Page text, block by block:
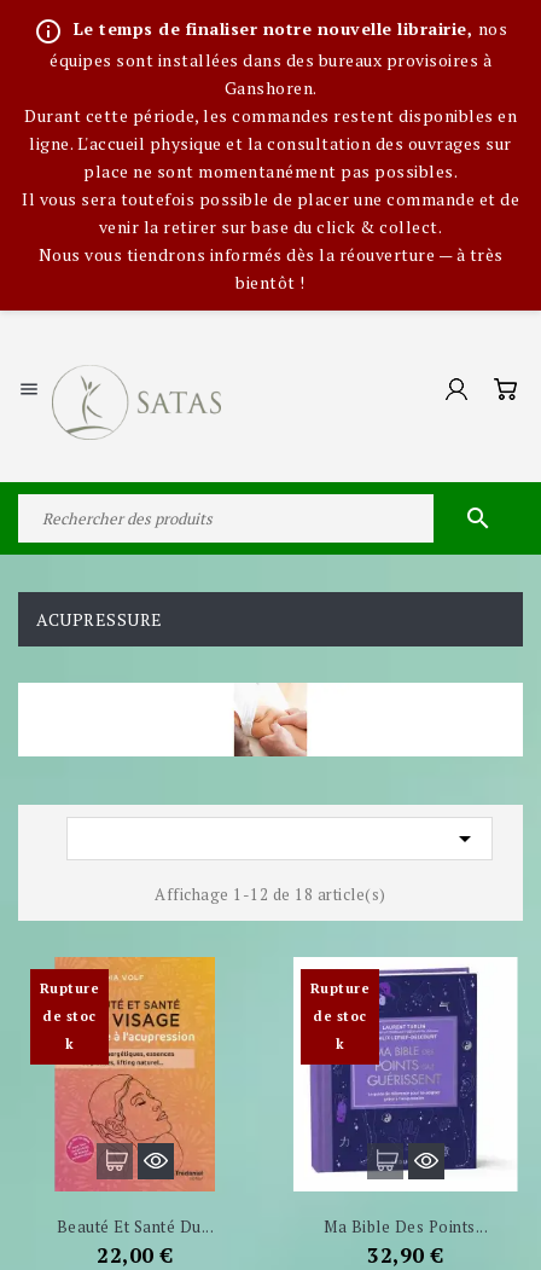
info_outline Le temps de finaliser notre nouvelle librairie, nos
équipes sont installées dans des bureaux provisoires à
Ganshoren.
Durant cette période, les commandes restent disponibles en
ligne. L'accueil physique et la consultation des ouvrages sur
place ne sont momentanément pas possibles.
Il vous sera toutefois possible de placer une commande et de
venir la retirer sur base du click & collect.
Nous vous tiendrons informés dès la réouverture — à très
bientôt !


ACUPRESSURE

Affichage 1-12 de 18 article(s)
Rupture
de stoc
k
Beauté Et Santé Du...
Prix
22,00 €
Rupture
de stoc
k
Ma Bible Des Points...
Prix
32,90 €